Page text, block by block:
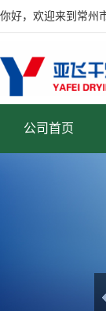
你好，欢迎来到常州
公司首页